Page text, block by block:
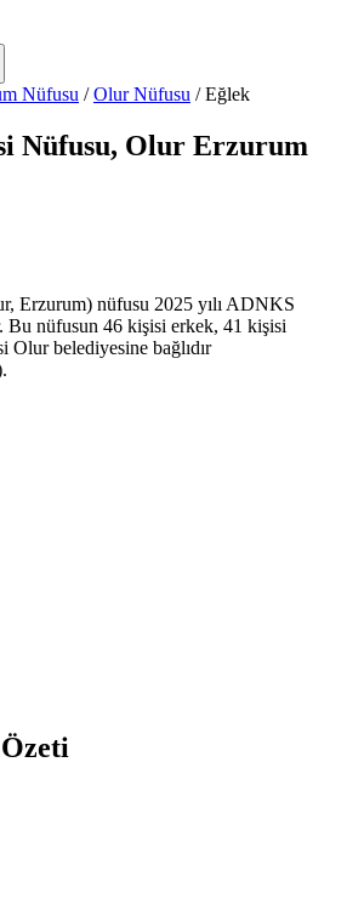
Nüfusu / OlurNüfusu /Eğlek
Nüfusu, Olur Erzurum
Erzurum) nüfusu 2025 yılı ADNKS
Bu nüfusun 46 kişisi erkek, 41 kişisi
Olur belediyesine bağlıdır